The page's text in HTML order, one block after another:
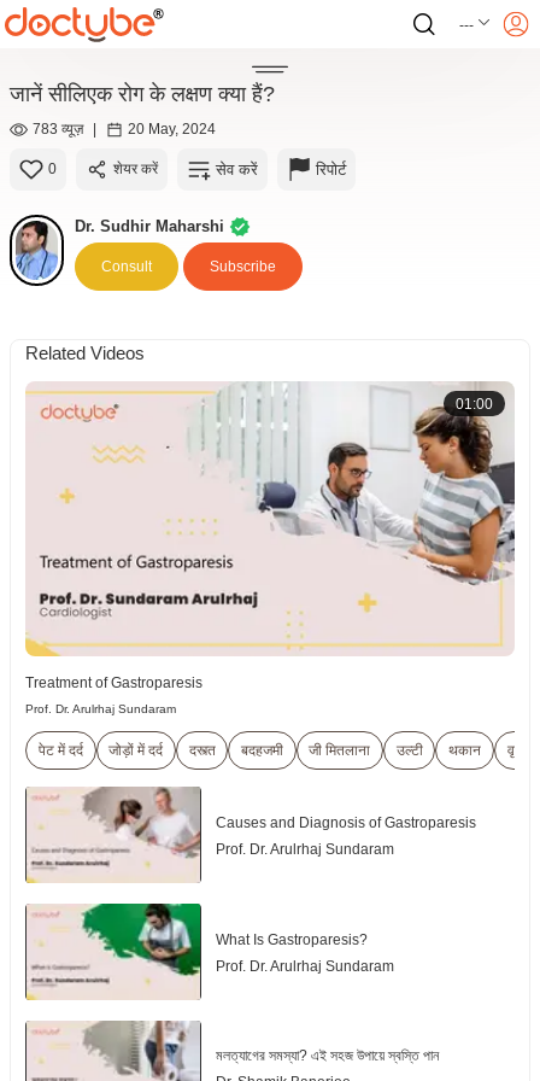
---
जानें सीलिएक रोग के लक्षण क्या हैं?
783 व्यूज़ | 20 May, 2024
0 शेयर करें सेव करें रिपोर्ट
Dr. Sudhir Maharshi
Consult Subscribe
Related Videos
01:00
Treatment of Gastroparesis
Prof. Dr. Arulrhaj Sundaram
पेट में दर्द जोड़ों में दर्द दस्त्त बदहजमी जी मितलाना उल्टी थकान वृद्धि
Causes and Diagnosis of Gastroparesis
Prof. Dr. Arulrhaj Sundaram
What Is Gastroparesis?
Prof. Dr. Arulrhaj Sundaram
মলত্যাগের সমস্যা? এই সহজ উপায়ে স্বস্তি পান